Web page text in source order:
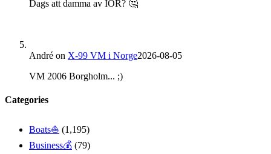
Dags att damma av IOR? 🤔
André on X-99 VM i Norge2026-08-05
VM 2006 Borgholm... ;)
Categories
Boats⛵️ (1,195)
Business💰 (79)